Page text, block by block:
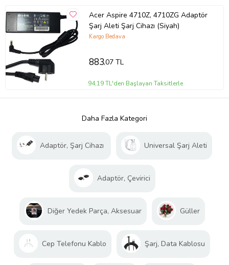
Acer Aspire 4710Z, 4710ZG Adaptör
Şarj Aleti Şarj Cihazı (Siyah)
Kargo Bedava
883,07 TL
94,19 TL'den Başlayan Taksitlerle
Daha Fazla Kategori
Adaptör, Şarj Cihazı Universal Şarj Aleti
Adaptör, Çevirici
Diğer Yedek Parça, Aksesuar Güller
Cep Telefonu Kablo Şarj, Data Kablosu